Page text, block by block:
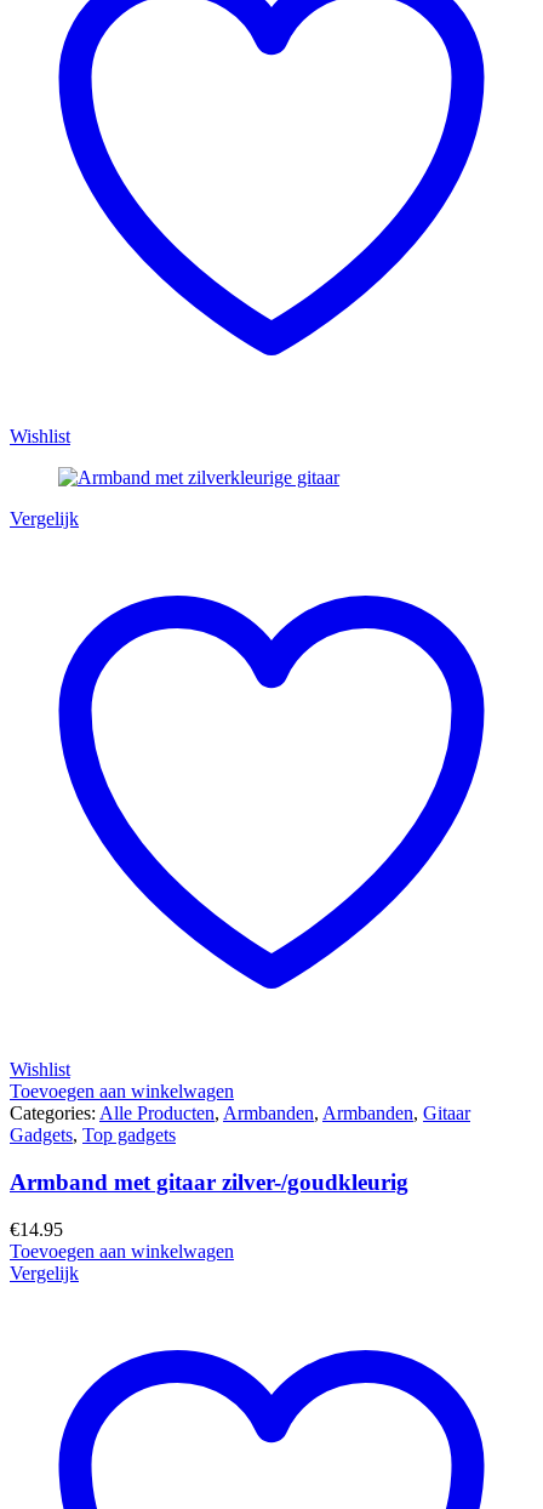
Wishlist
Vergelijk
Wishlist
Toevoegen aan winkelwagen
Categories: Alle Producten, Armbanden, Armbanden, Gitaar
Gadgets, Top gadgets
Armband met gitaar zilver-/goudkleurig
€14.95
Toevoegen aan winkelwagen
Vergelijk